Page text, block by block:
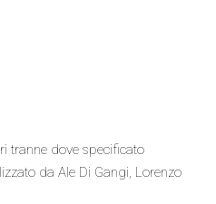
tranne dove specificato
da Ale Di Gangi, Lorenzo